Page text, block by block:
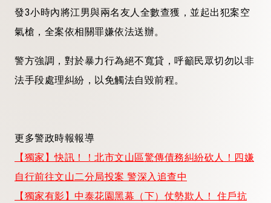
發3小時內將江男與兩名友人全數查獲，並起出犯案空
氣槍，全案依相關罪嫌依法送辦。
警方強調，對於暴力行為絕不寬貸，呼籲民眾切勿以非
法手段處理糾紛，以免觸法自毀前程。
更多警政時報報導
【獨家】快訊！！北市文山區驚傳債務糾紛砍人！四嫌
自行前往文山二分局投案 警深入追查中
【獨家有影】中泰花園黑幕（下）仗勢欺人！ 住戶抗